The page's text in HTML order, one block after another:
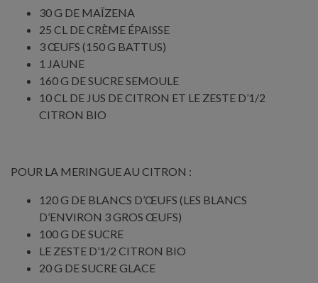
30 G DE MAÏZENA
25 CL DE CRÈME ÉPAISSE
3 ŒUFS (150 G BATTUS)
1 JAUNE
160 G DE SUCRE SEMOULE
10 CL DE JUS DE CITRON ET LE ZESTE D’1/2
CITRON BIO
POUR LA MERINGUE AU CITRON :
120 G DE BLANCS D’ŒUFS (LES BLANCS
D’ENVIRON 3 GROS ŒUFS)
100 G DE SUCRE
LE ZESTE D’1/2 CITRON BIO
20 G DE SUCRE GLACE